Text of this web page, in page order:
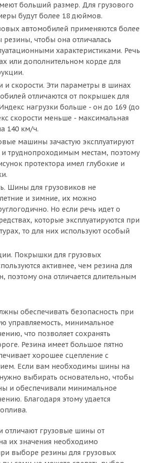
больший размер. Для грузового
будут более 18 дюймов.
автомобилей применяются более
резины, чтобы она отличалась
характеристиками. Речь
или дополнительном корде для
и скорости. Эти параметры в шинах
отличаются от покрышек для
нагрузки больше - он до 169 (до
скорости меньше - максимальная
140 км/ч.
машины зачастую эксплуатируют
труднопроходимым местам, поэтому
протектора имел глубокие и
Шины для грузовиков не
и зимние, их можно
Но если речь идет о
которые эксплуатируются при
то для них используют особый
Покрышки для грузовых
активнее, чем резина для
поэтому она отличается длительным
обеспечивать безопасность при
управляемость, минимальное
что позволяет сохранять
Резина имеет большое пятно
хорошее сцепление с
Если вам необходимы шины на
выбирать основательно, чтобы
и обеспечивали минимальное
Благодаря этому удается
отличают грузовые шины от
их значения необходимо
выборе резины для грузовых